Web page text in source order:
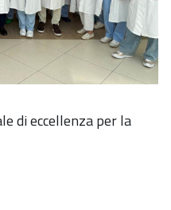
di eccellenza per la